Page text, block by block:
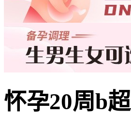
怀孕20周b